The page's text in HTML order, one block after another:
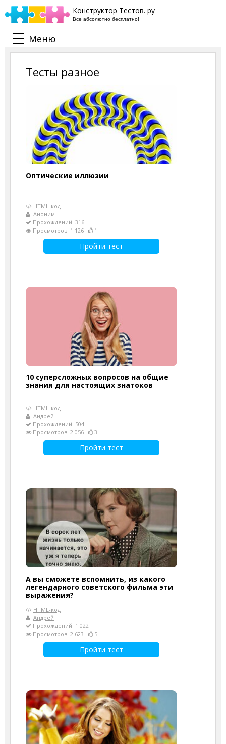
Конструктор Тестов. ру
Все абсолютно бесплатно!
Меню
Тесты разное
Оптические иллюзии
HTML-код
Аноним
Прохождений: 316
Просмотров: 1 126
1
Пройти тест
10 суперсложных вопросов на общие
знания для настоящих знатоков
HTML-код
Андрей
Прохождений: 504
Просмотров: 2 056
3
Пройти тест
А вы сможете вспомнить, из какого
легендарного советского фильма эти
выражения?
HTML-код
Андрей
Прохождений: 1 022
Просмотров: 2 623
5
Пройти тест